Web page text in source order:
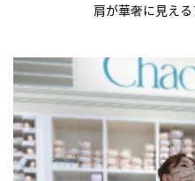
肩が華奢に見え